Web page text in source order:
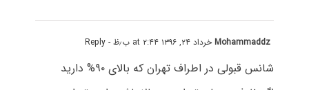
Mohammaddzخرداد ۲۴, ۱۳۹۶ at ۲:۴۴ ب٫ظ - Reply
شانس قبولی در اطراف تهران که بالای ۹۰% دارید